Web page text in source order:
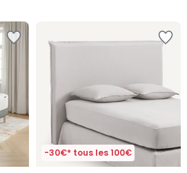
-30€* tous les 100€